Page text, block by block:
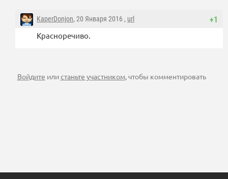
+1
KaperDonjon, 20 Января 2016 , url
Красноречиво.
Войдите илистаньте участником, чтобы комментировать